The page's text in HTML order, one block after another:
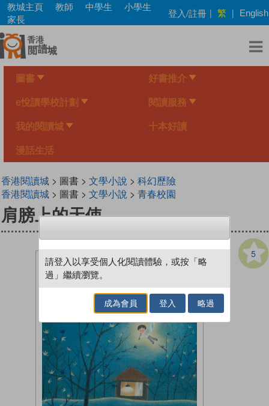
Skip
main
content
教城主頁 教師 中學生
小學生
家長
登入/註冊 | 繁 | English
圖書 好書推介
e悅讀學校計劃 閱讀服務
我的閱讀城 十本好讀
漫話生活
香港閱讀城> 圖書 > 文學小說 > 科幻歷險
香港閱讀城> 圖書 > 文學小說 > 青春校園
肩膀上的天使
5
請登入以享受個人化閱讀體驗，或按「略
過」繼續瀏覽。
成為會員 登入 略過